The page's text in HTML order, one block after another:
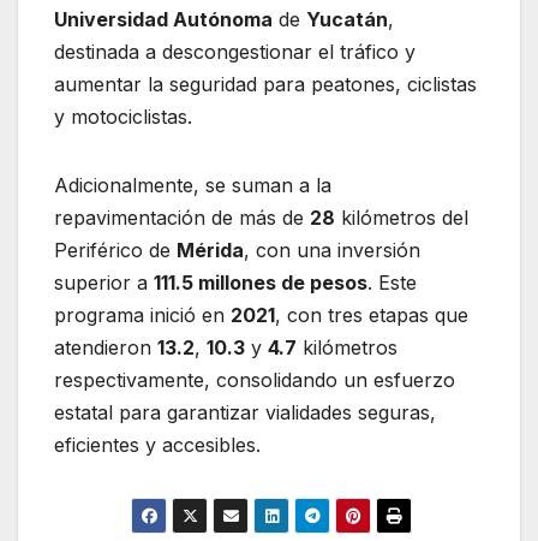
Universidad Autónoma de Yucatán,
destinada a descongestionar el tráfico y
aumentar la seguridad para peatones, ciclistas
y motociclistas.
Adicionalmente, se suman a la
repavimentación de más de 28 kilómetros del
Periférico de Mérida, con una inversión
superior a 111.5 millones de pesos. Este
programa inició en 2021, con tres etapas que
atendieron 13.2, 10.3 y 4.7 kilómetros
respectivamente, consolidando un esfuerzo
estatal para garantizar vialidades seguras,
eficientes y accesibles.